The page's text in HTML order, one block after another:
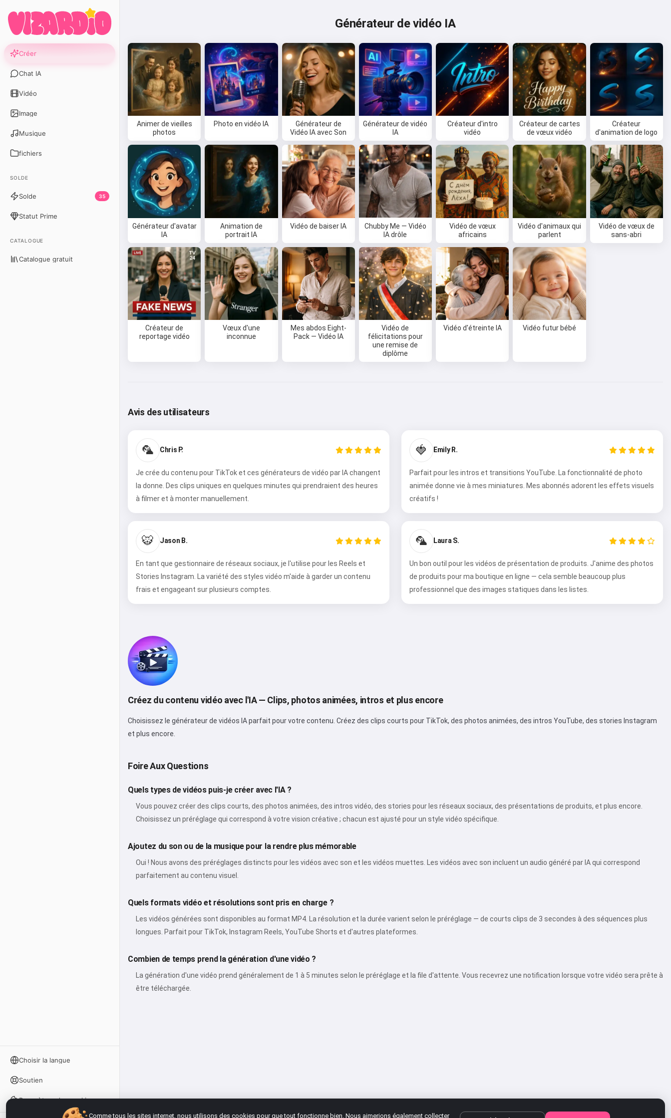
Créer
Chat IA
Vidéo
Image
Musique
fichiers
SOLDE
Solde 35
Statut Prime
CATALOGUE
Catalogue gratuit
Choisir la langue
Soutien
Paramètres des cookies
Générateur de vidéo IA
Animer de vieilles
photos
Photo en vidéo IA
Générateur de
Vidéo IA avec Son
Générateur de vidéo
IA
Créateur d'intro
vidéo
Créateur de cartes
de vœux vidéo
Créateur
d'animation de logo
Générateur d'avatar
IA
Animation de
portrait IA
Vidéo de baiser IA
Chubby Me — Vidéo
IA drôle
Vidéo de vœux
africains
Vidéo d'animaux qui
parlent
Vidéo de vœux de
sans-abri
Créateur de
reportage vidéo
Vœux d'une
inconnue
Mes abdos Eight-
Pack — Vidéo IA
Vidéo de
félicitations pour
une remise de
diplôme
Vidéo d'étreinte IA Vidéo futur bébé
Avis des utilisateurs
🦜 Chris P.
Je crée du contenu pour TikTok et ces générateurs de vidéo par IA changent
la donne. Des clips uniques en quelques minutes qui prendraient des heures
à filmer et à monter manuellement.
🍓 Emily R.
Parfait pour les intros et transitions YouTube. La fonctionnalité de photo
animée donne vie à mes miniatures. Mes abonnés adorent les effets visuels
créatifs !
🐯 Jason B.
En tant que gestionnaire de réseaux sociaux, je l'utilise pour les Reels et
Stories Instagram. La variété des styles vidéo m'aide à garder un contenu
frais et engageant sur plusieurs comptes.
🦜 Laura S.
Un bon outil pour les vidéos de présentation de produits. J'anime des photos
de produits pour ma boutique en ligne — cela semble beaucoup plus
professionnel que des images statiques dans les listes.
Créez du contenu vidéo avec l'IA — Clips, photos animées, intros et plus encore
Choisissez le générateur de vidéos IA parfait pour votre contenu. Créez des clips courts pour TikTok, des photos animées, des intros YouTube, des stories Instagram
et plus encore.
Foire Aux Questions
Quels types de vidéos puis-je créer avec l'IA ?
Vous pouvez créer des clips courts, des photos animées, des intros vidéo, des stories pour les réseaux sociaux, des présentations de produits, et plus encore.
Choisissez un préréglage qui correspond à votre vision créative ; chacun est ajusté pour un style vidéo spécifique.
Ajoutez du son ou de la musique pour la rendre plus mémorable
Oui ! Nous avons des préréglages distincts pour les vidéos avec son et les vidéos muettes. Les vidéos avec son incluent un audio généré par IA qui correspond
parfaitement au contenu visuel.
Quels formats vidéo et résolutions sont pris en charge ?
Les vidéos générées sont disponibles au format MP4. La résolution et la durée varient selon le préréglage — de courts clips de 3 secondes à des séquences plus
longues. Parfait pour TikTok, Instagram Reels, YouTube Shorts et d'autres plateformes.
Combien de temps prend la génération d'une vidéo ?
La génération d'une vidéo prend généralement de 1 à 5 minutes selon le préréglage et la file d'attente. Vous recevrez une notification lorsque votre vidéo sera prête à
être téléchargée.
Salut 👋
Je peux créer des chansons, écrire
félicitations 🥰
Politique de confidentialité,
Politique de remboursement
Comme tous les sites internet, nous utilisons des cookies pour que tout fonctionne bien. Nous aimerions également collecter